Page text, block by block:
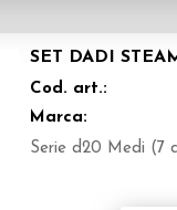
SET DADI
Cod. art.:
Marca:
Serie d20 Medi (7